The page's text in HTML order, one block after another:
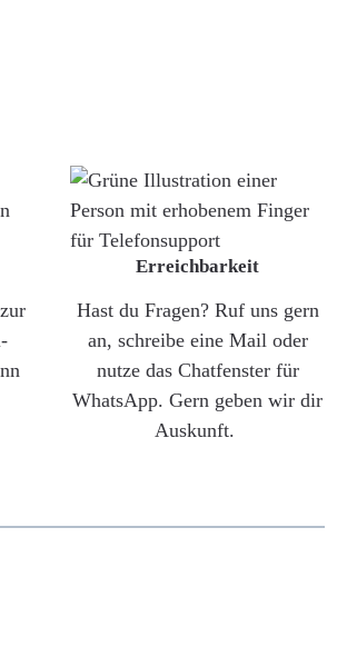
Erreichbarkeit
Hast du Fragen? Ruf uns gern
an, schreibe eine Mail oder
nutze das Chatfenster für
WhatsApp. Gern geben wir dir
Auskunft.